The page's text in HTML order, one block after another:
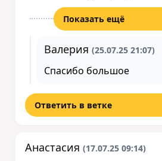
Показать ещё
Валерия (25.07.25 21:07)
Спасибо большое
Ответить в ветке
Анастасия (17.07.25 09:14)